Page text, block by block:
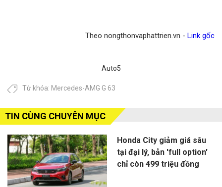
Theo nongthonvaphattrien.vn - Link gốc
Auto5
Từ khóa: Mercedes-AMG G 63
TIN CÙNG CHUYÊN MỤC
Honda City giảm giá sâu
tại đại lý, bản 'full option'
chỉ còn 499 triệu đồng